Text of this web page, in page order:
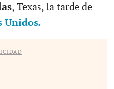
, Texas, la tarde de
Unidos.